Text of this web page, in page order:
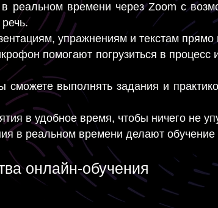
реальном времени через Zoom с
упражнениям и текстам прямо
помогают погрузиться в процесс
сможете выполнять задания и
в удобное время, чтобы ничего не
в реальном времени делают
онлайн-обучения